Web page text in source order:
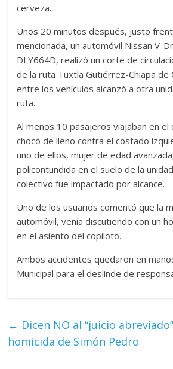
cerveza.
Unos 20 minutos después, justo
mencionada, un automóvil Nissan V-
DLY664D, realizó un corte de
de la ruta Tuxtla Gutiérrez-Chiapa de
entre los vehículos alcanzó a otra
ruta.
Al menos 10 pasajeros viajaban en el
chocó de lleno contra el costado
uno de ellos, mujer de edad
policontundida en el suelo de la
colectivo fue impactado por alcance.
Uno de los usuarios comentó que la
automóvil, venía discutiendo con un
en el asiento del copiloto.
Ambos accidentes quedaron en
Municipal para el deslinde de
← Dicen NO al “juicio
homicida de Simón Pedro